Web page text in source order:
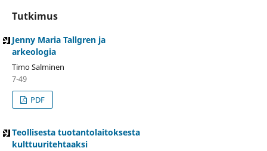
Tutkimus
Jenny Maria Tallgren ja
arkeologia
Timo Salminen
7-49
PDF
Teollisesta tuotantolaitoksesta
kulttuuritehtaaksi